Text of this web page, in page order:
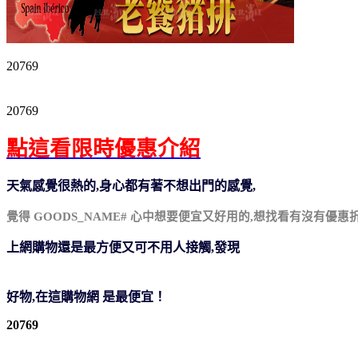
20769
20769
點這看限時優惠介紹
天氣感覺很熱的,身心都有著不想出門的感覺,
覺得 GOODS_NAME# 心中想要便宜又好用的,想找看有沒有優惠
上網購物還是最方便又可不用人接觸,發現
好物,在這購物網 是最便宜！
20769